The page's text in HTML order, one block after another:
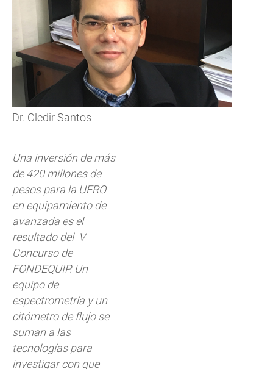
Dr. Cledir Santos
Una inversión de más
de 420 millones de
pesos para la UFRO
en equipamiento de
avanzada es el
resultado del V
Concurso de
FONDEQUIP. Un
equipo de
espectrometría y un
citómetro de flujo se
suman a las
tecnologías para
investigar con que